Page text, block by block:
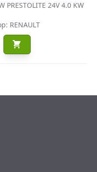
PRESTOLITE 24V 4.0 KW
RENAULT